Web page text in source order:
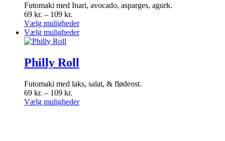
vælges
varesiden
kan
på
varesiden
Futomaki med Inari, avocado, asparges, agurk.
69 kr. – 109 kr.
69 kr.
til
Vælg mulighederDette
vare
Mulighederne
vælges
varesiden
Vælg mulighederDette
varianter.
kan
på
Philly Roll
Futomaki med laks, salat, & flødeost.
69 kr. – 109 kr.
69 kr.
Vælg mulighederDette